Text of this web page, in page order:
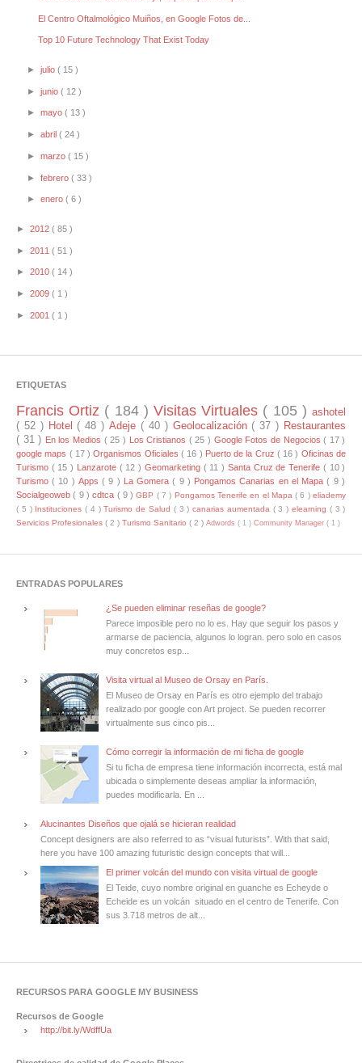
El Centro Oftalmológico Muiños, en Google Fotos de...
Top 10 Future Technology That Exist Today
►julio( 15 )
►junio( 12 )
►mayo( 13 )
►abril( 24 )
►marzo( 15 )
►febrero( 33 )
►enero( 6 )
► 2012 ( 85 )
► 2011 ( 51 )
► 2010 ( 14 )
► 2009 ( 1 )
► 2001 ( 1 )
ETIQUETAS
Francis Ortiz ( 184 )Visitas Virtuales ( 105 )ashotel
( 52 ) Hotel ( 48 )Adeje ( 40 ) Geolocalización ( 37 ) Restaurantes
( 31 ) En los Medios ( 25 ) Los Cristianos ( 25 ) Google Fotos de Negocios( 17 )
google maps ( 17 )Organismos Oficiales ( 16 ) Puerto de la Cruz ( 16 ) Oficinas de
Turismo ( 15 ) Lanzarote ( 12 ) Geomarketing ( 11 ) Santa Cruz de Tenerife ( 10 )
Turismo( 10 ) Apps( 9 ) La Gomera( 9 ) Pongamos Canarias en el Mapa( 9 )
Socialgeoweb( 9 )cdtca ( 9 )GBP ( 7 ) Pongamos Tenerife en el Mapa( 6 )eliademy
( 5 ) Instituciones( 4 )Turismo de Salud ( 3 )canarias aumentada ( 3 ) elearning ( 3 )
Servicios Profesionales ( 2 ) Turismo Sanitario ( 2 ) Adwords ( 1 ) Community Manager ( 1 )
ENTRADAS POPULARES
¿Se pueden eliminar reseñas de google?
Parece imposible pero no lo es. Hay que seguir los pasos y
armarse de paciencia, algunos lo logran. pero solo en casos
muy concretos esp...
Visita virtual al Museo de Orsay en París.
El Museo de Orsay en París es otro ejemplo del trabajo
realizado por google con Art project. Se pueden recorrer
virtualmente sus cinco pis...
Cómo corregir la información de mi ficha de google
Si tu ficha de empresa tiene información incorrecta, está mal
ubicada o simplemente deseas ampliar la información,
puedes modificarla. En ...
Alucinantes Diseños que ojalá se hicieran realidad
Concept designers are also referred to as “visual futurists”. With that said,
here you have 100 amazing futuristic design concepts that will...
El primer volcán del mundo con visita virtual de google
El Teide, cuyo nombre original en guanche es Echeyde o
Echeide es un volcán situado en el centro de Tenerife. Con
sus 3.718 metros de alt...
RECURSOS PARA GOOGLE MY BUSINESS
Recursos de Google
http://bit.ly/WdffUa